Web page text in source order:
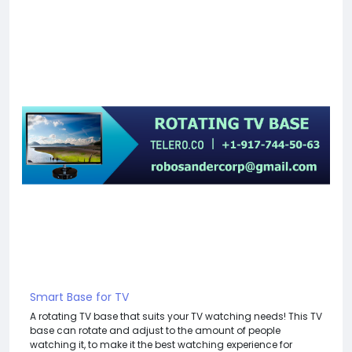
Smart Base for TV
A rotating TV base that suits your TV watching needs! This TV
base can rotate and adjust to the amount of people
watching it, to make it the best watching experience for